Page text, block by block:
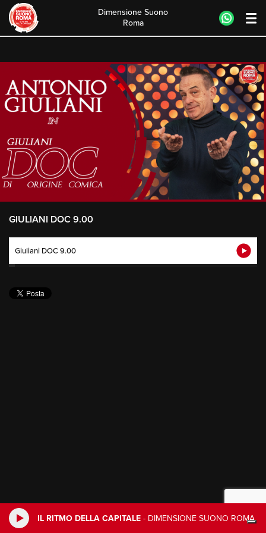
IL RITMO DELLA CAPITALE - DIMENSIONE SUONO ROMA
content
Dimensione Suono
Roma
GIULIANI DOC 9.00
Giuliani DOC 9.00